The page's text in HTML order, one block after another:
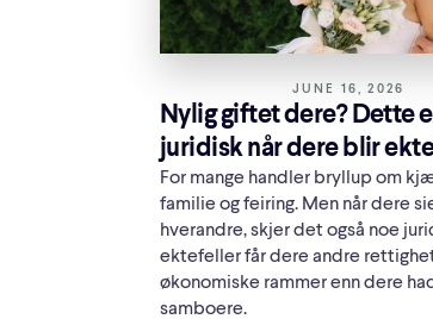
JUNE 16, 2026
Nylig giftet dere? Dette
juridisk når dere blir
For mange handler bryllup om
familie og feiring. Men når dere
hverandre, skjer det også noe
ektefeller får dere andre
økonomiske rammer enn dere
samboere.